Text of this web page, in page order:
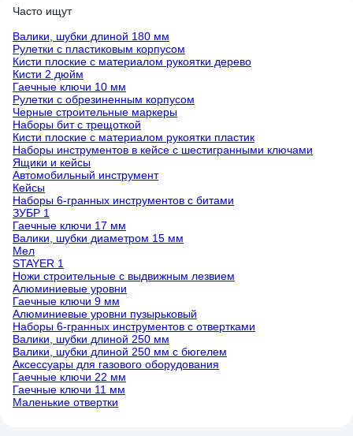
Часто ищут
Валики, шубки длиной 180 мм
Рулетки с пластиковым корпусом
Кисти плоские с материалом рукоятки дерево
Кисти 2 дюйм
Гаечные ключи 10 мм
Рулетки с обрезиненным корпусом
Черные строительные маркеры
Наборы бит с трещоткой
Кисти плоские с материалом рукоятки пластик
Наборы инструментов в кейсе с шестигранными ключами
Ящики и кейсы
Автомобильный инструмент
Кейсы
Наборы 6-гранных инструментов с битами
ЗУБР 1
Гаечные ключи 17 мм
Валики, шубки диаметром 15 мм
Мел
STAYER 1
Ножи строительные с выдвижным лезвием
Алюминиевые уровни
Гаечные ключи 9 мм
Алюминиевые уровни пузырьковый
Наборы 6-гранных инструментов с отвертками
Валики, шубки длиной 250 мм
Валики, шубки длиной 250 мм с бюгелем
Аксессуары для газового оборудования
Гаечные ключи 22 мм
Гаечные ключи 11 мм
Маленькие отвертки